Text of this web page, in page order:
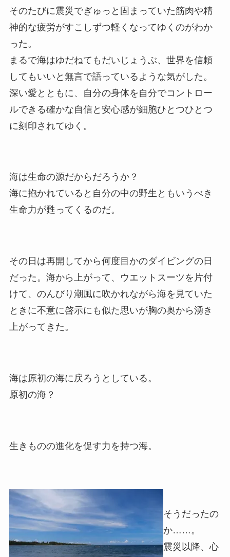
そのたびに震災でぎゅっと固まっていた筋肉や精
神的な疲労がすこしずつ軽くなってゆくのがわか
った。
まるで海はゆだねてもだいじょうぶ、世界を信頼
してもいいと無言で語っているような気がした。
深い愛とともに、自分の身体を自分でコントロー
ルできる確かな自信と安心感が細胞ひとつひとつ
に刻印されてゆく。
海は生命の源だからだろうか？
海に抱かれていると自分の中の野生ともいうべき
生命力が甦ってくるのだ。
その日は再開してから何度目かのダイビングの日
だった。海から上がって、ウエットスーツを片付
けて、のんびり潮風に吹かれながら海を見ていた
ときに不意に啓示にも似た思いが胸の奥から湧き
上がってきた。
海は原初の海に戻ろうとしている。
原初の海？
生きものの進化を促す力を持つ海。
そうだったの
か……。
震災以降、心